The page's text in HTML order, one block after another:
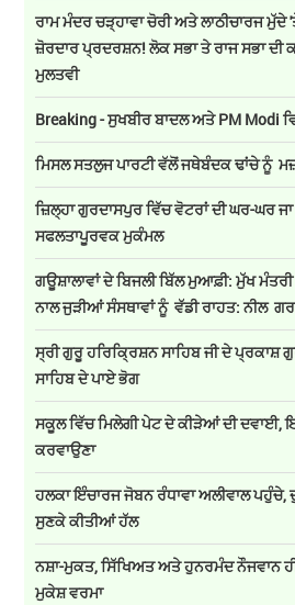
ਰਾਮ ਮੰਦਰ ਚੜ੍ਹਾਵਾ ਚੋਰੀ ਅਤੇ ਲਾਠੀਚਾਰਜ ਮੁੱਦੇ
ਜ਼ੋਰਦਾਰ ਪ੍ਰਦਰਸ਼ਨ! ਲੋਕ ਸਭਾ ਤੇ ਰਾਜ ਸਭਾ ਦੀ
ਮੁਲਤਵੀ
Breaking - ਸੁਖਬੀਰ ਬਾਦਲ ਅਤੇ PM Modi
ਮਿਸਲ ਸਤਲੁਜ ਪਾਰਟੀ ਵੱਲੋਂ ਜਥੇਬੰਦਕ ਢਾਂਚੇ ਨੂੰ
ਜ਼ਿਲ੍ਹਾ ਗੁਰਦਾਸਪੁਰ ਵਿੱਚ ਵੋਟਰਾਂ ਦੀ ਘਰ-ਘਰ
ਸਫਲਤਾਪੂਰਵਕ ਮੁਕੰਮਲ
ਗਊਸ਼ਾਲਾਵਾਂ ਦੇ ਬਿਜਲੀ ਬਿੱਲ ਮੁਆਫ਼ੀ: ਮੁੱਖ
ਨਾਲ ਜੁੜੀਆਂ ਸੰਸਥਾਵਾਂ ਨੂੰ ਵੱਡੀ ਰਾਹਤ: ਨੀਲ
ਸ੍ਰੀ ਗੁਰੂ ਹਰਿਕ੍ਰਿਸ਼ਨ ਸਾਹਿਬ ਜੀ ਦੇ
ਸਾਹਿਬ ਦੇ ਪਾਏ ਭੋਗ
ਸਕੂਲ ਵਿੱਚ ਮਿਲੇਗੀ ਪੇਟ ਦੇ ਕੀੜੇਆਂ ਦੀ ਦਵਾਈ,
ਕਰਵਾਉਣਾ
ਹਲਕਾ ਇੰਚਾਰਜ ਜੋਬਨ ਰੰਧਾਵਾ ਅਲੀਵਾਲ ਪਹੁੰਚੇ,
ਸੁਣਕੇ ਕੀਤੀਆਂ ਹੱਲ
ਨਸ਼ਾ-ਮੁਕਤ, ਸਿੱਖਿਅਤ ਅਤੇ ਹੁਨਰਮੰਦ ਨੌਜਵਾਨ
ਮੁਕੇਸ਼ ਵਰਮਾ